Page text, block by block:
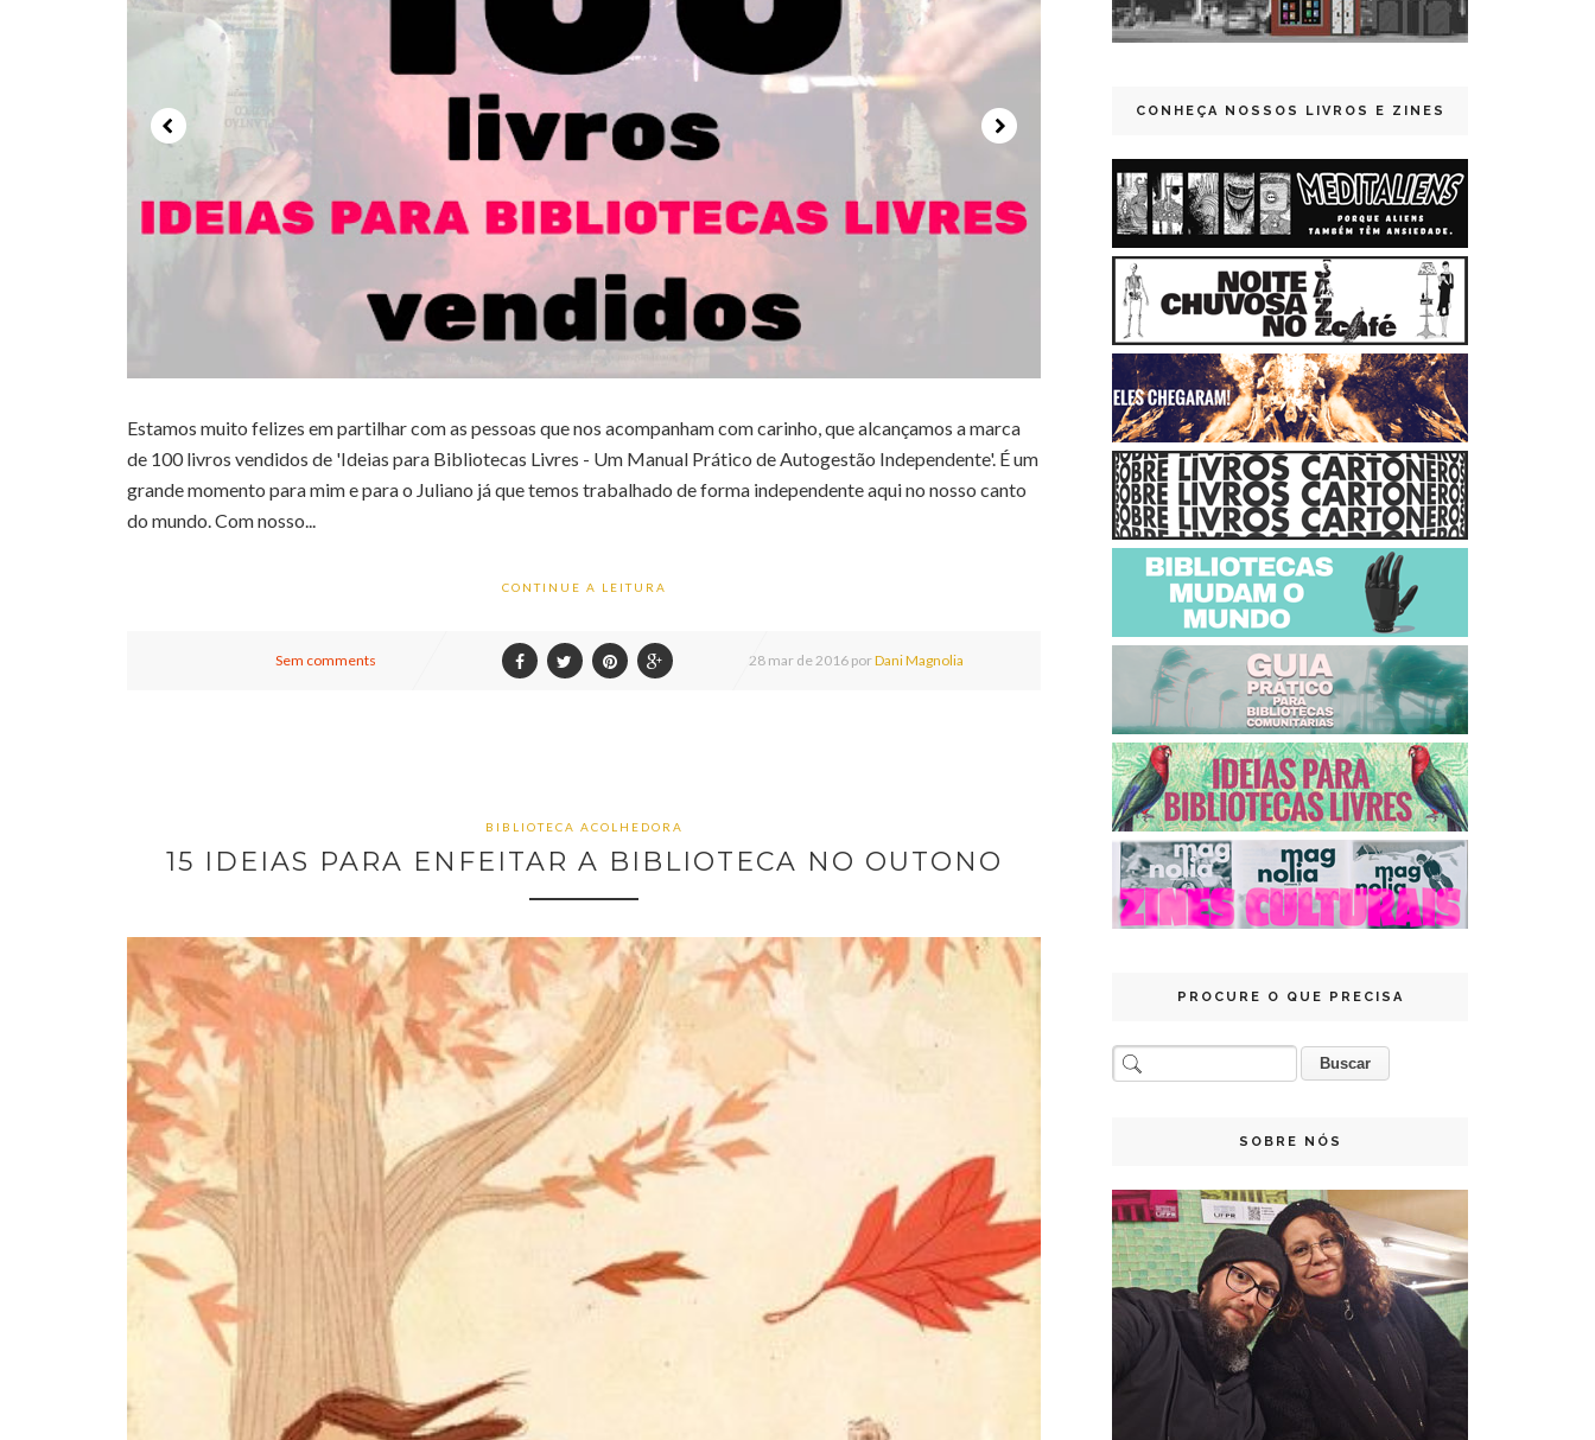
Estamos muito felizes em partilhar com as pessoas que nos acompanham com carinho, que alcançamos a marca
de 100 livros vendidos de 'Ideias para Bibliotecas Livres - Um Manual Prático de Autogestão Independente'. É um
grande momento para mim e para o Juliano já que temos trabalhado de forma independente aqui no nosso canto
do mundo. Com nosso...
CONTINUE A LEITURA
Sem comments 28 mar de2016 porDani Magnolia
BIBLIOTECA ACOLHEDORA
15 IDEIAS PARA ENFEITAR A BIBLIOTECA NO OUTONO
CONHEÇA NOSSOS LIVROS E ZINES
PROCURE O QUE PRECISA
SOBRE NÓS